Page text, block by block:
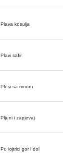
Plava kosulja
Plavi safir
Plesi sa mnom
Pljuni i zapjevaj
Po lojtrici gor i dol